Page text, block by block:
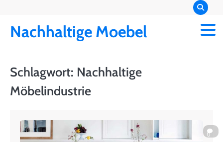
content
Nachhaltige Moebel
Schlagwort: Nachhaltige
Möbelindustrie
0